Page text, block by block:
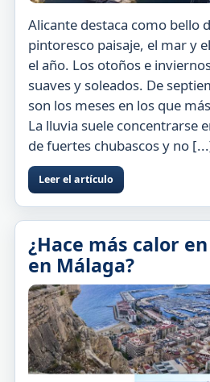
Alicante destaca como bello
pintoresco paisaje, el mar y
el año. Los otoños e
suaves y soleados. De
son los meses en los que
La lluvia suele concentrarse
de fuertes chubascos y no
Leer el artículo
¿Hace más calor
en Málaga?